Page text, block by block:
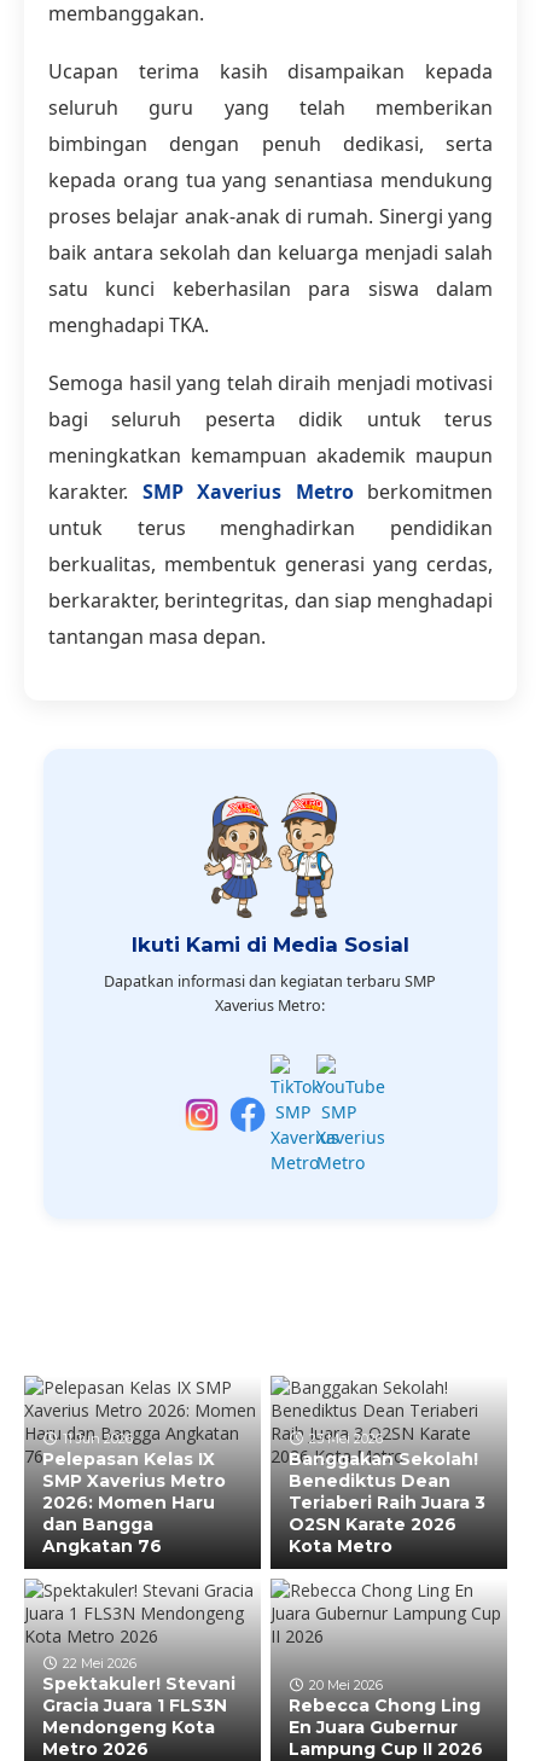
membanggakan.
Ucapan terima kasih disampaikan kepada
seluruh guru yang telah memberikan
bimbingan dengan penuh dedikasi, serta
kepada orang tua yang senantiasa mendukung
proses belajar anak-anak di rumah. Sinergi yang
baik antara sekolah dan keluarga menjadi salah
satu kunci keberhasilan para siswa dalam
menghadapi TKA.
Semoga hasil yang telah diraih menjadi motivasi
bagi seluruh peserta didik untuk terus
meningkatkan kemampuan akademik maupun
karakter. SMP Xaverius Metroberkomitmen
untuk terus menghadirkan pendidikan
berkualitas, membentuk generasi yang cerdas,
berkarakter, berintegritas, dan siap menghadapi
tantangan masa depan.
Ikuti Kami di Media Sosial
Dapatkan informasi dan kegiatan terbaru SMP
Xaverius Metro:
11 Jun 2026
Pelepasan Kelas IX
SMP Xaverius Metro
2026: Momen Haru
dan Bangga
Angkatan 76
23 Mei 2026
Banggakan Sekolah!
Benediktus Dean
Teriaberi Raih Juara 3
O2SN Karate 2026
Kota Metro
22 Mei 2026
Spektakuler! Stevani
Gracia Juara 1 FLS3N
Mendongeng Kota
Metro 2026
20 Mei 2026
Rebecca Chong Ling
En Juara Gubernur
Lampung Cup II 2026